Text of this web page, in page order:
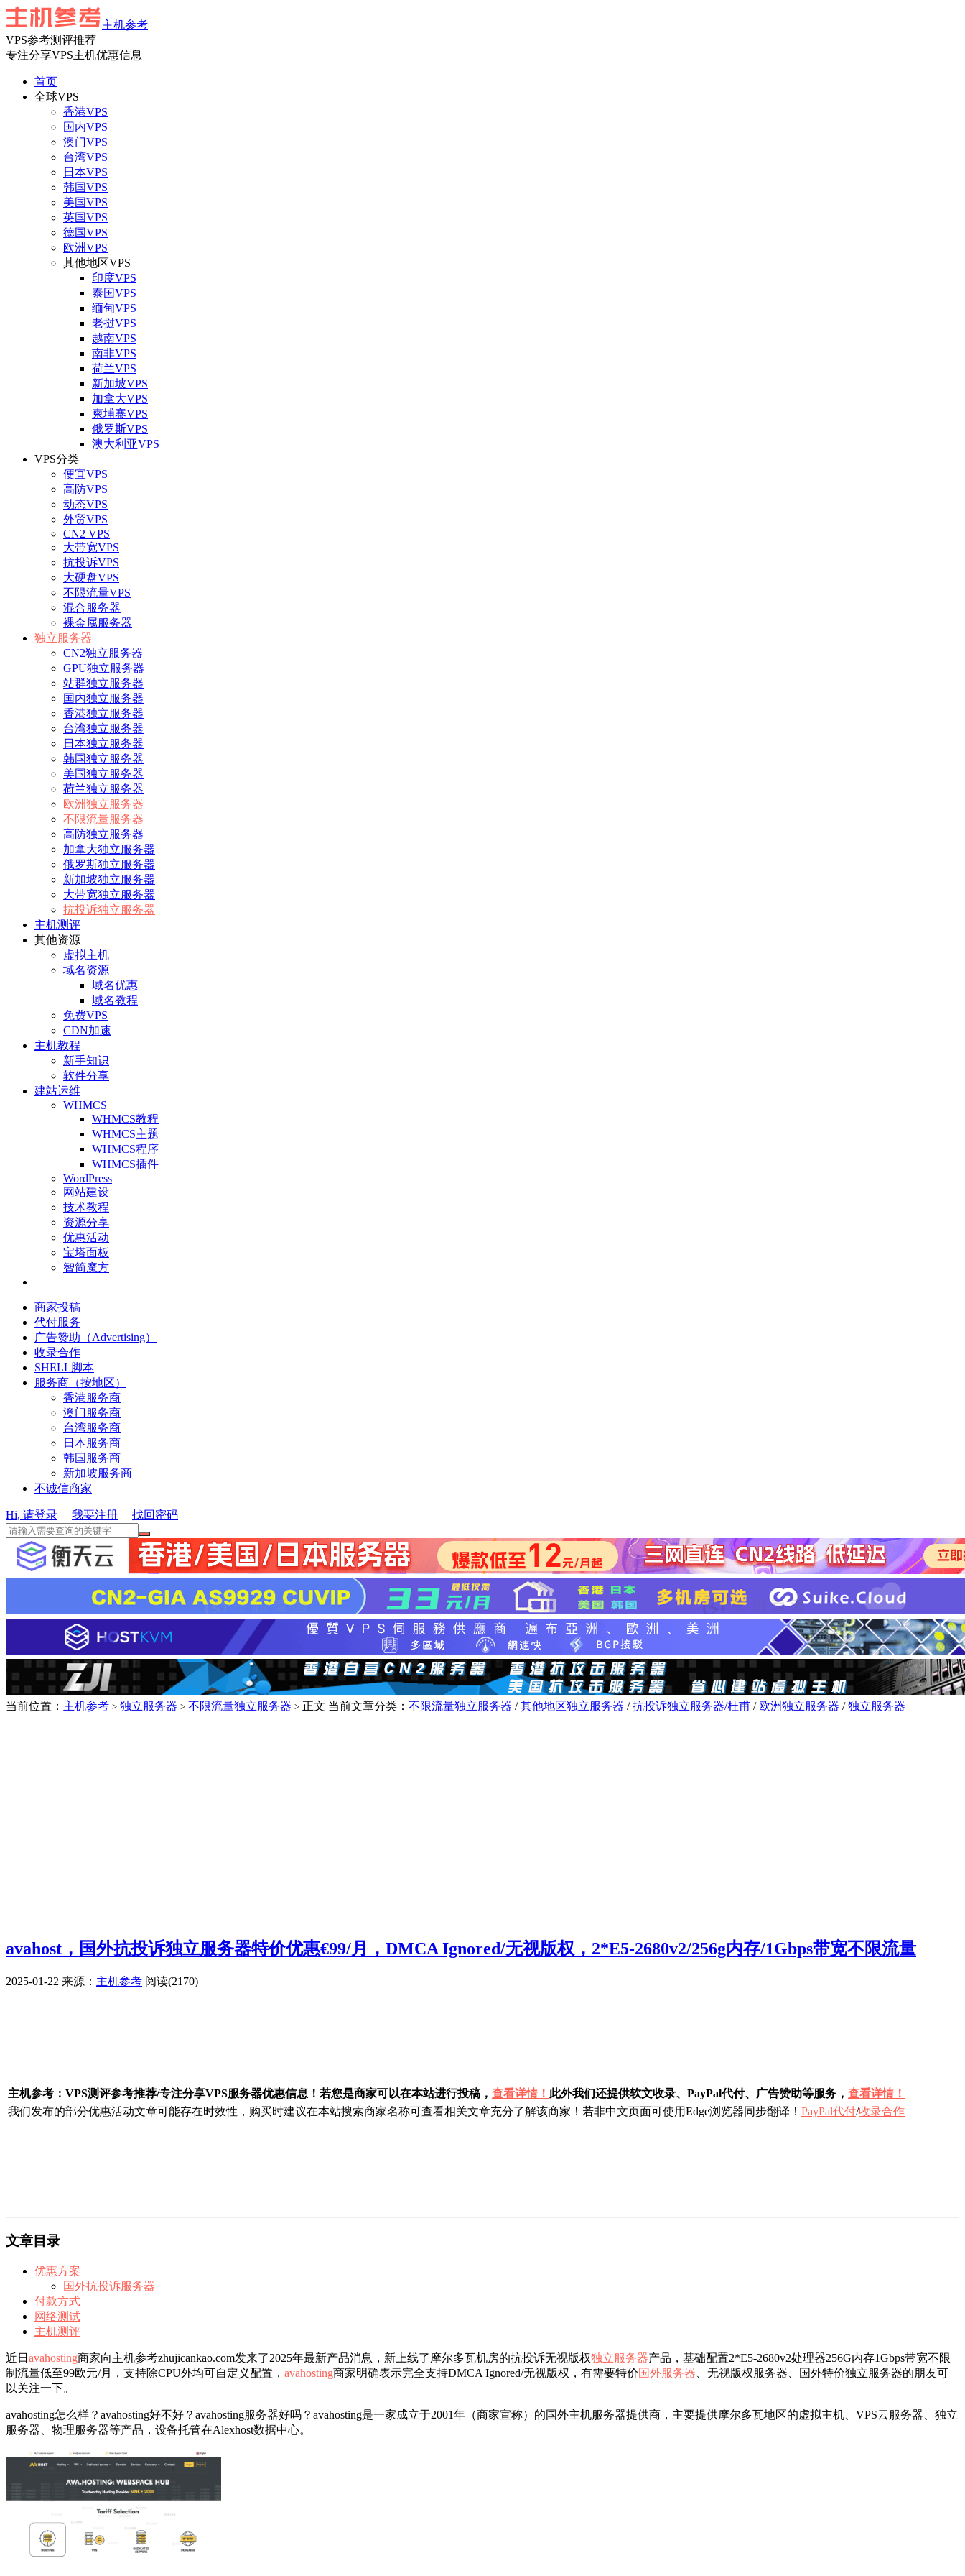
主机参考
VPS参考测评推荐
专注分享VPS主机优惠信息
首页
全球VPS
香港VPS
国内VPS
澳门VPS
台湾VPS
日本VPS
韩国VPS
美国VPS
英国VPS
德国VPS
欧洲VPS
其他地区VPS
印度VPS
泰国VPS
缅甸VPS
老挝VPS
越南VPS
南非VPS
荷兰VPS
新加坡VPS
加拿大VPS
柬埔寨VPS
俄罗斯VPS
澳大利亚VPS
VPS分类
便宜VPS
高防VPS
动态VPS
外贸VPS
CN2 VPS
大带宽VPS
抗投诉VPS
大硬盘VPS
不限流量VPS
混合服务器
裸金属服务器
独立服务器
CN2独立服务器
GPU独立服务器
站群独立服务器
国内独立服务器
香港独立服务器
台湾独立服务器
日本独立服务器
韩国独立服务器
美国独立服务器
荷兰独立服务器
欧洲独立服务器
不限流量服务器
高防独立服务器
加拿大独立服务器
俄罗斯独立服务器
新加坡独立服务器
大带宽独立服务器
抗投诉独立服务器
主机测评
其他资源
虚拟主机
域名资源
域名优惠
域名教程
免费VPS
CDN加速
主机教程
新手知识
软件分享
建站运维
WHMCS
WHMCS教程
WHMCS主题
WHMCS程序
WHMCS插件
WordPress
网站建设
技术教程
资源分享
优惠活动
宝塔面板
智简魔方
商家投稿
代付服务
广告赞助（Advertising）
收录合作
SHELL脚本
服务商（按地区）
香港服务商
澳门服务商
台湾服务商
日本服务商
韩国服务商
新加坡服务商
不诚信商家
Hi, 请登录 我要注册 找回密码
当前位置： 主机参考 > 独立服务器 > 不限流量独立服务器 > 正文 当前文章分类： 不限流量独立服务器 /其他地区独立服务器 /抗投诉独立服务器/杜甫 / 欧洲独立服务器 /独立服务器
avahost，国外抗投诉独立服务器特价优惠€99/月，DMCA Ignored/无视版权，2*E5-2680v2/256g内存/1Gbps带宽不限流量
2025-01-22 来源： 主机参考 阅读(2170)
主机参考：VPS测评参考推荐/专注分享VPS服务器优惠信息！若您是商家可以在本站进行投稿， 查看详情！ 此外我们还提供软文收录、PayPal代付、广告赞助等服务， 查看详情！
我们发布的部分优惠活动文章可能存在时效性，购买时建议在本站搜索商家名称可查看相关文章充分了解该商家！若非中文页面可使用Edge浏览器同步翻译！ PayPal代付/收录合作
文章目录
优惠方案
国外抗投诉服务器
付款方式
网络测试
主机测评
近日 avahosting商家向主机参考zhujicankao.com发来了2025年最新产品消息，新上线了摩尔多瓦机房的抗投诉无视版权独立服务器产品，基础配置2*E5-2680v2处理器256G内存1Gbps带宽不限
制流量低至99欧元/月，支持除CPU外均可自定义配置， avahosting商家明确表示完全支持DMCA Ignored/无视版权，有需要特价国外服务器 、无视版权服务器、国外特价独立服务器的朋友可
以关注一下。
avahosting怎么样？avahosting好不好？avahosting服务器好吗？avahosting是一家成立于2001年（商家宣称）的国外主机服务器提供商，主要提供摩尔多瓦地区的虚拟主机、VPS云服务器、独立
服务器、物理服务器等产品，设备托管在Alexhost数据中心。